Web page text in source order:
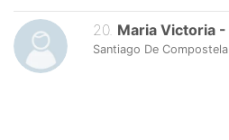
20. Maria Victoria -
Santiago De Compostela